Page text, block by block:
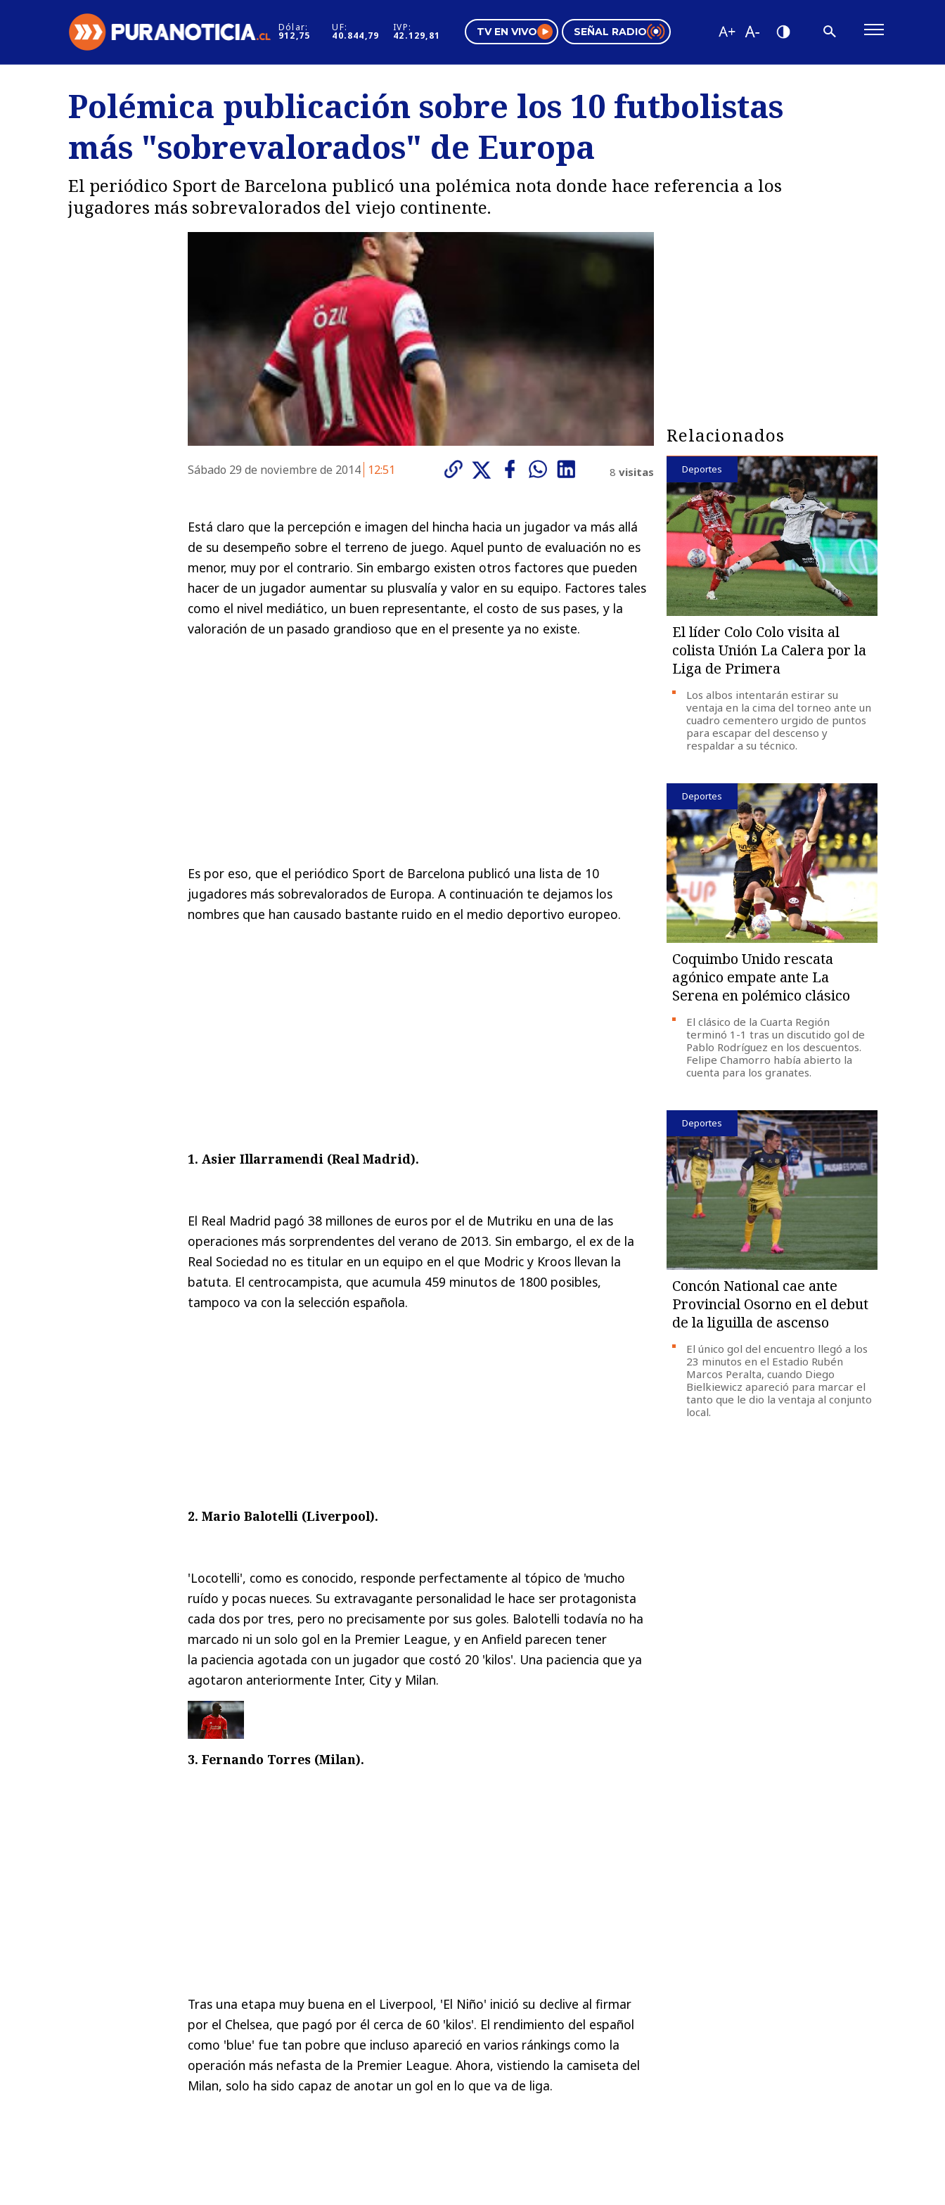
Dólar:
912,75
UF:
40.844,79
IVP:
42.129,81 TV EN VIVO SEÑAL RADIO
Regiones
Deportes
Internacional
Motores
Negocios
Pura Mujer
Tendencias
Polémica publicación sobre los 10 futbolistas
más "sobrevalorados" de Europa
El periódico Sport de Barcelona publicó una polémica nota donde hace referencia a los
jugadores más sobrevalorados del viejo continente.
Sábado 29 de noviembre de 2014 12:51 8 visitas
Está claro que la percepción e imagen del hincha hacia un jugador va más allá
de su desempeño sobre el terreno de juego. Aquel punto de evaluación no es
menor, muy por el contrario. Sin embargo existen otros factores que pueden
hacer de un jugador aumentar su plusvalía y valor en su equipo. Factores tales
como el nivel mediático, un buen representante, el costo de sus pases, y la
valoración de un pasado grandioso que en el presente ya no existe.
Es por eso, que el periódico Sport de Barcelona publicó una lista de 10
jugadores más sobrevalorados de Europa. A continuación te dejamos los
nombres que han causado bastante ruido en el medio deportivo europeo.
1. Asier Illarramendi (Real Madrid).
El Real Madrid pagó 38 millones de euros por el de Mutriku en una de las
operaciones más sorprendentes del verano de 2013. Sin embargo, el ex de la
Real Sociedad no es titular en un equipo en el que Modric y Kroos llevan la
batuta. El centrocampista, que acumula 459 minutos de 1800 posibles,
tampoco va con la selección española.
2. Mario Balotelli (Liverpool).
'Locotelli', como es conocido, responde perfectamente al tópico de 'mucho
ruído y pocas nueces. Su extravagante personalidad le hace ser protagonista
cada dos por tres, pero no precisamente por sus goles. Balotelli todavía no ha
marcado ni un solo gol en la Premier League, y en Anfield parecen tener
la paciencia agotada con un jugador que costó 20 'kilos'. Una paciencia que ya
agotaron anteriormente Inter, City y Milan.
3. Fernando Torres (Milan).
Tras una etapa muy buena en el Liverpool, 'El Niño' inició su declive al firmar
por el Chelsea, que pagó por él cerca de 60 'kilos'. El rendimiento del español
como 'blue' fue tan pobre que incluso apareció en varios ránkings como la
operación más nefasta de la Premier League. Ahora, vistiendo la camiseta del
Milan, solo ha sido capaz de anotar un gol en lo que va de liga.
Relacionados
Deportes
El líder Colo Colo visita al
colista Unión La Calera por la
Liga de Primera
Los albos intentarán estirar su
ventaja en la cima del torneo ante un
cuadro cementero urgido de puntos
para escapar del descenso y
respaldar a su técnico.
Deportes
Coquimbo Unido rescata
agónico empate ante La
Serena en polémico clásico
El clásico de la Cuarta Región
terminó 1-1 tras un discutido gol de
Pablo Rodríguez en los descuentos.
Felipe Chamorro había abierto la
cuenta para los granates.
Deportes
Concón National cae ante
Provincial Osorno en el debut
de la liguilla de ascenso
El único gol del encuentro llegó a los
23 minutos en el Estadio Rubén
Marcos Peralta, cuando Diego
Bielkiewicz apareció para marcar el
tanto que le dio la ventaja al conjunto
local.